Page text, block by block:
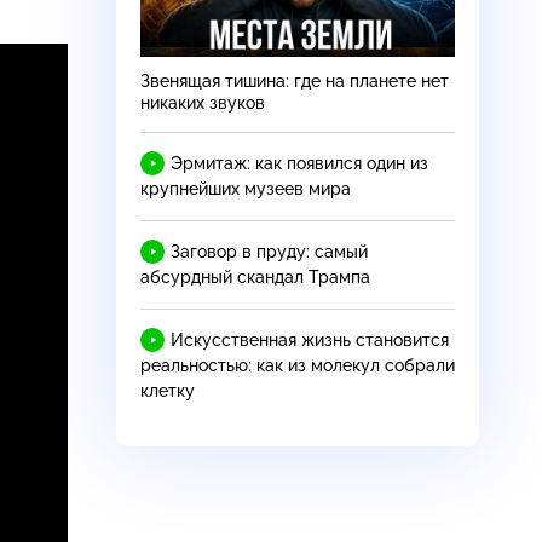
Звенящая тишина: где на планете нет
никаких звуков
Эрмитаж: как появился один из
крупнейших музеев мира
Заговор в пруду: самый
абсурдный скандал Трампа
Искусственная жизнь становится
реальностью: как из молекул собрали
клетку